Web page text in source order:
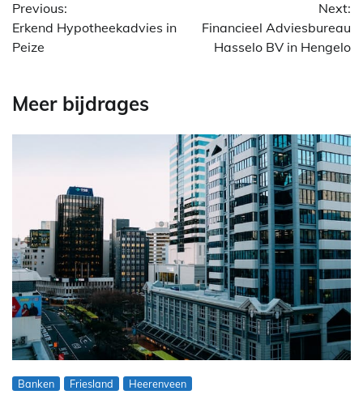
Previous:
Erkend Hypotheekadvies in
Peize
Next:
Financieel Adviesbureau
Hasselo BV in Hengelo
Meer bijdrages
Banken Friesland Heerenveen